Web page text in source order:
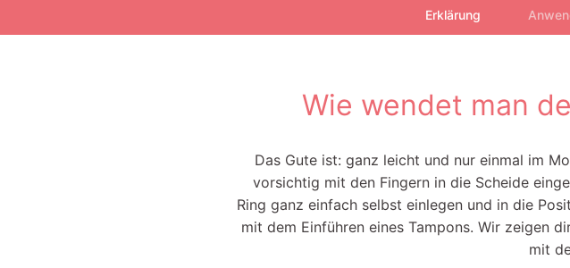
Erklärung
Wie wendet man
Das Gute ist: ganz leicht und nur einmal im
vorsichtig mit den Fingern in die Scheide
Ring ganz einfach selbst einlegen und in die
mit dem Einführen eines Tampons. Wir zeigen
mit